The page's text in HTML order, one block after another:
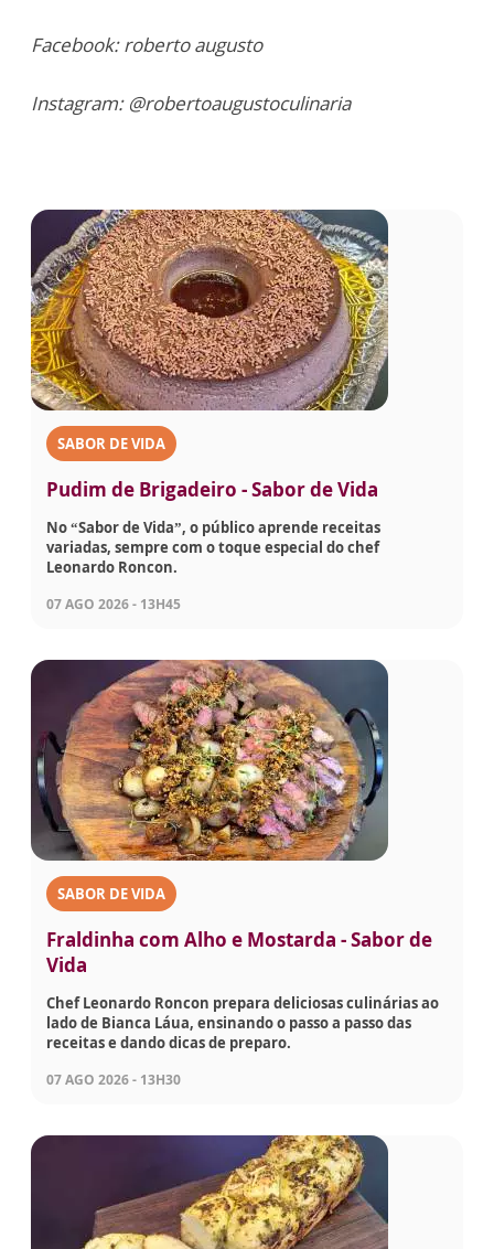
Facebook: roberto augusto
Instagram: @robertoaugustoculinaria
SABOR DE VIDA
Pudim de Brigadeiro - Sabor de Vida
No “Sabor de Vida”, o público aprende receitas
variadas, sempre com o toque especial do chef
Leonardo Roncon.
07 AGO 2026 - 13H45
SABOR DE VIDA
Fraldinha com Alho e Mostarda - Sabor de
Vida
Chef Leonardo Roncon prepara deliciosas culinárias ao
lado de Bianca Láua, ensinando o passo a passo das
receitas e dando dicas de preparo.
07 AGO 2026 - 13H30